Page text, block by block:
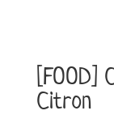
[FOOD]
Citron